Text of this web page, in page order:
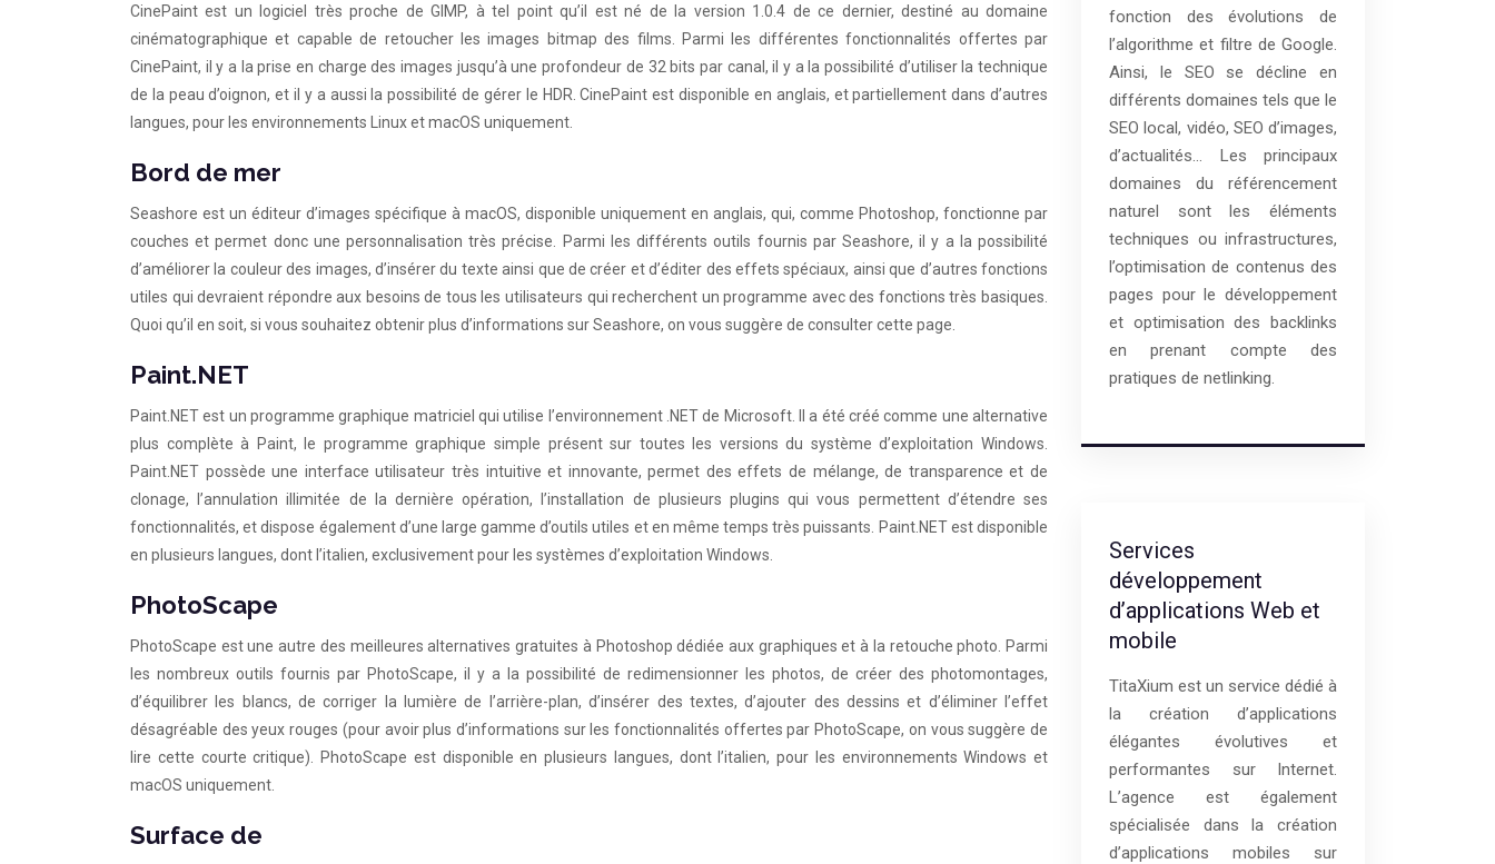
CinePaint est un logiciel très proche de GIMP, à tel point qu’il est né de la version 1.0.4 de ce dernier, destiné au domaine
cinématographique et capable de retoucher les images bitmap des films. Parmi les différentes fonctionnalités offertes par
CinePaint, il y a la prise en charge des images jusqu’à une profondeur de 32 bits par canal, il y a la possibilité d’utiliser la technique
de la peau d’oignon, et il y a aussi la possibilité de gérer le HDR. CinePaint est disponible en anglais, et partiellement dans d’autres
langues, pour les environnements Linux et macOS uniquement.
Bord de mer
Seashore est un éditeur d’images spécifique à macOS, disponible uniquement en anglais, qui, comme Photoshop, fonctionne par
couches et permet donc une personnalisation très précise. Parmi les différents outils fournis par Seashore, il y a la possibilité
d’améliorer la couleur des images, d’insérer du texte ainsi que de créer et d’éditer des effets spéciaux, ainsi que d’autres fonctions
utiles qui devraient répondre aux besoins de tous les utilisateurs qui recherchent un programme avec des fonctions très basiques.
Quoi qu’il en soit, si vous souhaitez obtenir plus d’informations sur Seashore, on vous suggère de consulter cette page.
Paint.NET
Paint.NET est un programme graphique matriciel qui utilise l’environnement .NET de Microsoft. Il a été créé comme une alternative
plus complète à Paint, le programme graphique simple présent sur toutes les versions du système d’exploitation Windows.
Paint.NET possède une interface utilisateur très intuitive et innovante, permet des effets de mélange, de transparence et de
clonage, l’annulation illimitée de la dernière opération, l’installation de plusieurs plugins qui vous permettent d’étendre ses
fonctionnalités, et dispose également d’une large gamme d’outils utiles et en même temps très puissants. Paint.NET est disponible
en plusieurs langues, dont l’italien, exclusivement pour les systèmes d’exploitation Windows.
PhotoScape
PhotoScape est une autre des meilleures alternatives gratuites à Photoshop dédiée aux graphiques et à la retouche photo. Parmi
les nombreux outils fournis par PhotoScape, il y a la possibilité de redimensionner les photos, de créer des photomontages,
d’équilibrer les blancs, de corriger la lumière de l’arrière-plan, d’insérer des textes, d’ajouter des dessins et d’éliminer l’effet
désagréable des yeux rouges (pour avoir plus d’informations sur les fonctionnalités offertes par PhotoScape, on vous suggère de
lire cette courte critique). PhotoScape est disponible en plusieurs langues, dont l’italien, pour les environnements Windows et
macOS uniquement.
Surface de
fonction des évolutions de
l’algorithme et filtre de Google.
Ainsi, le SEO se décline en
différents domaines tels que le
SEO local, vidéo, SEO d’images,
d’actualités… Les principaux
domaines du référencement
naturel sont les éléments
techniques ou infrastructures,
l’optimisation de contenus des
pages pour le développement
et optimisation des backlinks
en prenant compte des
pratiques de netlinking.
Services
développement
d’applications Web et
mobile
TitaXium est un service dédié à
la création d’applications
élégantes évolutives et
performantes sur Internet.
L’agence est également
spécialisée dans la création
d’applications mobiles sur